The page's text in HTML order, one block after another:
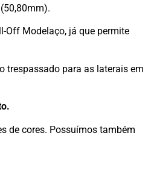
Off Modelaço, já que permite
trespassado para as laterais em
de cores. Possuímos também